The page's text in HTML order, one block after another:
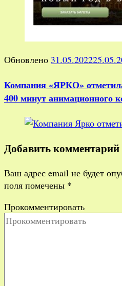
Обновлено 31.05.2022
Компания «ЯРКО»
400 минут анимационного
Добавить комментарий
Ваш адрес email не будет
поля помечены *
Прокомментировать